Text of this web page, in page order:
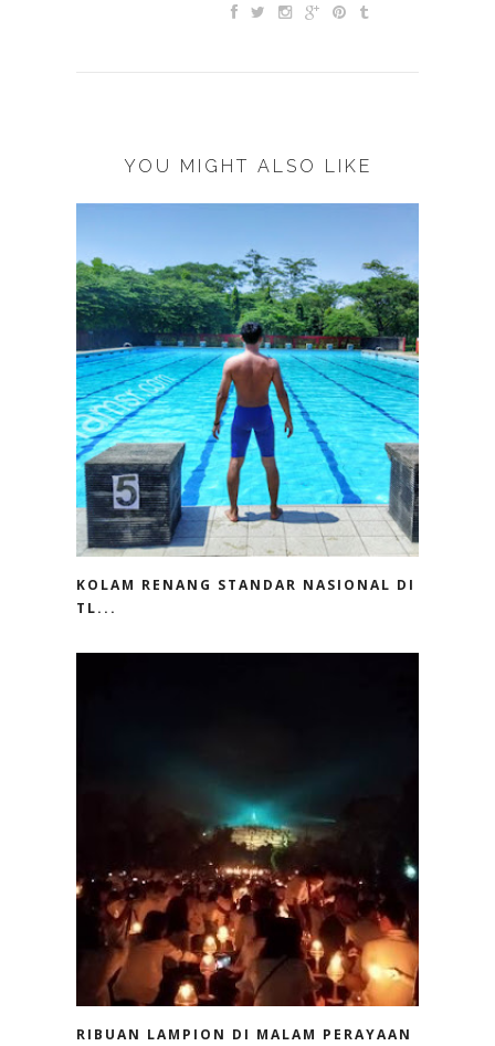
YOU MIGHT ALSO LIKE
KOLAM RENANG STANDAR NASIONAL DI
TL...
RIBUAN LAMPION DI MALAM PERAYAAN